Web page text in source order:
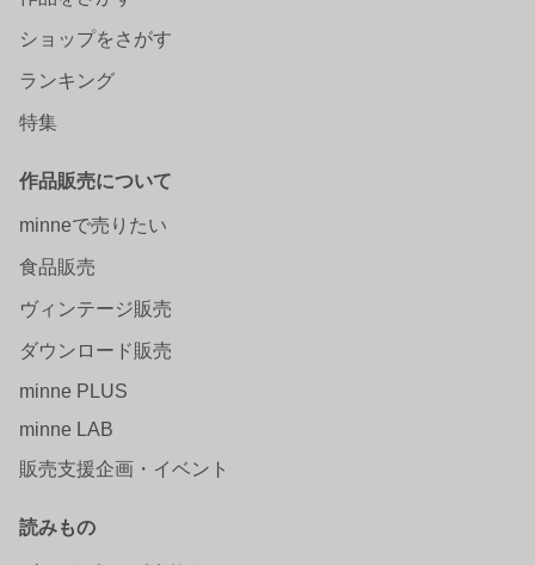
ショップをさがす
ランキング
特集
作品販売について
minneで売りたい
食品販売
ヴィンテージ販売
ダウンロード販売
minne PLUS
minne LAB
販売支援企画・イベント
読みもの